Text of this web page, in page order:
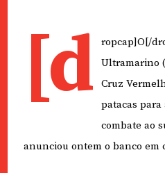
[d
ropcap]O[/
Ultramarino
Cruz
patacas
combate ao
anunciou ontem o banco em